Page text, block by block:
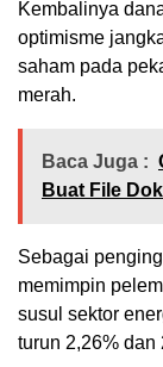
Kembalinya
optimisme
saham pada
merah.
Baca Juga :
Buat File
Sebagai
memimpin
susul sektor
turun 2,26% dan